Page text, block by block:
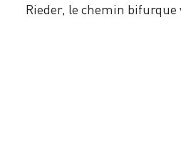
Rieder, le chemin